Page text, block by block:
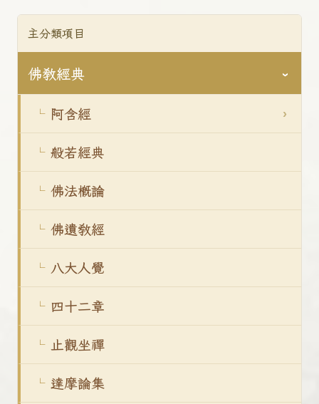
主分類項目
佛教經典
阿含經
般若經典
佛法概論
佛遺教經
八大人覺
四十二章
止觀坐禪
達摩論集